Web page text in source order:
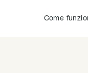
Come